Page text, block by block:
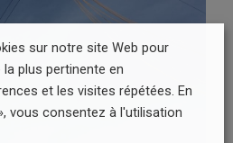
sur notre site Web pour
plus pertinente en
et les visites répétées. En
vous consentez à l'utilisation